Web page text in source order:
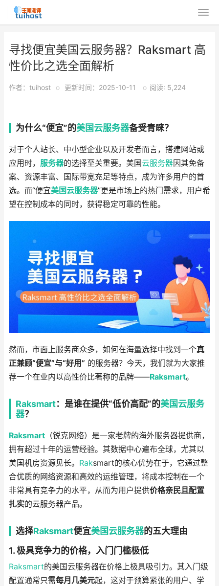
寻找便宜美国云服务器？Raksmart 高
性价比之选全面解析
作者：tuihost o 更新时间：2025-10-11 o 阅读: 5,224
为什么“便宜”的美国云服务器备受青睐？
对于个人站长、中小型企业以及开发者而言，搭建网站或
应用时， 服务器的选择至关重要。美国云服务器因其免备
案、资源丰富、国际带宽充足等特点，成为许多用户的首
选。而“便宜美国云服务器”更是市场上的热门需求，用户希
望在控制成本的同时，获得稳定可靠的性能。
然而，市面上服务商众多，如何在海量选择中找到一个真
正兼顾“便宜”与“好用” 的服务器？今天，我们就为大家推
荐一个在业内以高性价比著称的品牌——Raksmart。
Raksmart：是谁在提供“低价高配”的美国云服务
器？
Raksmart （锐克网络）是一家老牌的海外服务器提供商，
拥有超过十年的运营经验。其数据中心遍布全球，尤其以
美国机房资源见长。 Raksmart的核心优势在于，它通过整
合优质的网络资源和高效的运维管理，将成本控制在一个
非常具有竞争力的水平，从而为用户提供价格亲民且配置
扎实的云服务器产品。
选择Raksmart便宜美国云服务器的五大理由
1. 极具竞争力的价格，入门门槛极低
Raksmart的美国云服务器在价格上极具吸引力。其入门级
配置通常只需每月几美元起，这对于预算紧张的用户、学